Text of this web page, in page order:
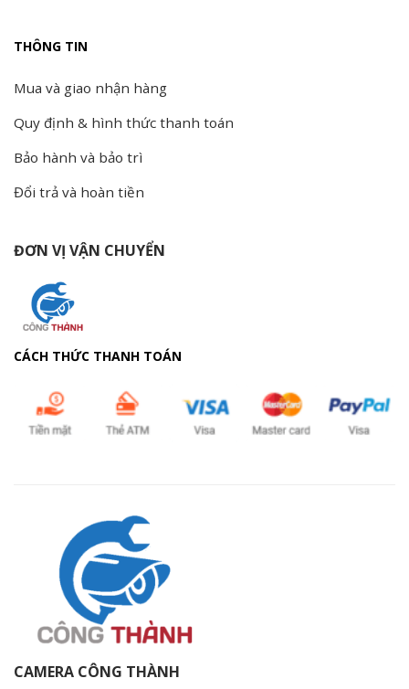
THÔNG TIN
Mua và giao nhận hàng
Quy định & hình thức thanh toán
Bảo hành và bảo trì
Đổi trả và hoàn tiền
ĐƠN VỊ VẬN CHUYỂN
CÁCH THỨC THANH TOÁN
CAMERA CÔNG THÀNH